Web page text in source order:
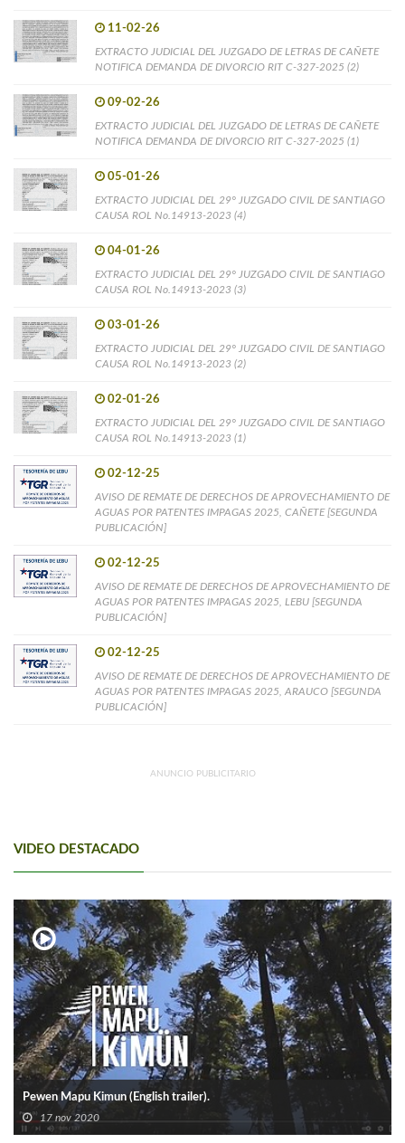
11-02-26
EXTRACTO JUDICIAL DEL JUZGADO DE LETRAS DE CAÑETE
NOTIFICA DEMANDA DE DIVORCIO RIT C-327-2025 (2)
09-02-26
EXTRACTO JUDICIAL DEL JUZGADO DE LETRAS DE CAÑETE
NOTIFICA DEMANDA DE DIVORCIO RIT C-327-2025 (1)
05-01-26
EXTRACTO JUDICIAL DEL 29° JUZGADO CIVIL DE SANTIAGO
CAUSA ROL No.14913-2023 (4)
04-01-26
EXTRACTO JUDICIAL DEL 29° JUZGADO CIVIL DE SANTIAGO
CAUSA ROL No.14913-2023 (3)
03-01-26
EXTRACTO JUDICIAL DEL 29° JUZGADO CIVIL DE SANTIAGO
CAUSA ROL No.14913-2023 (2)
02-01-26
EXTRACTO JUDICIAL DEL 29° JUZGADO CIVIL DE SANTIAGO
CAUSA ROL No.14913-2023 (1)
02-12-25
AVISO DE REMATE DE DERECHOS DE APROVECHAMIENTO DE
AGUAS POR PATENTES IMPAGAS 2025, CAÑETE [SEGUNDA
PUBLICACIÓN]
02-12-25
AVISO DE REMATE DE DERECHOS DE APROVECHAMIENTO DE
AGUAS POR PATENTES IMPAGAS 2025, LEBU [SEGUNDA
PUBLICACIÓN]
02-12-25
AVISO DE REMATE DE DERECHOS DE APROVECHAMIENTO DE
AGUAS POR PATENTES IMPAGAS 2025, ARAUCO [SEGUNDA
PUBLICACIÓN]
ANUNCIO PUBLICITARIO
VIDEO DESTACADO
Pewen Mapu Kimun (English trailer).
17 nov 2020